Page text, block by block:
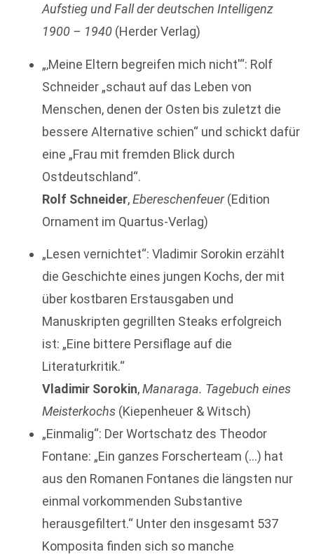
Aufstieg und Fall der deutschen Intelligenz
1900 – 1940 (Herder Verlag)
„‚Meine Eltern begreifen mich nicht'“: Rolf
Schneider „schaut auf das Leben von
Menschen, denen der Osten bis zuletzt die
bessere Alternative schien“ und schickt dafür
eine „Frau mit fremden Blick durch
Ostdeutschland“.
Rolf Schneider,Ebereschenfeuer(Edition
Ornament im Quartus-Verlag)
„Lesen vernichtet“: Vladimir Sorokin erzählt
die Geschichte eines jungen Kochs, der mit
über kostbaren Erstausgaben und
Manuskripten gegrillten Steaks erfolgreich
ist: „Eine bittere Persiflage auf die
Literaturkritik.“
Vladimir Sorokin,Manaraga. Tagebuch eines
Meisterkochs (Kiepenheuer & Witsch)
„Einmalig“: Der Wortschatz des Theodor
Fontane: „Ein ganzes Forscherteam (…) hat
aus den Romanen Fontanes die längsten nur
einmal vorkommenden Substantive
herausgefiltert.“ Unter den insgesamt 537
Komposita finden sich so manche